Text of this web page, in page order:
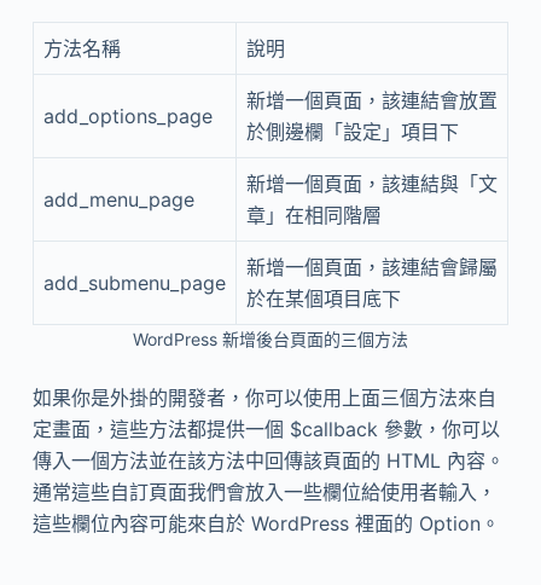
方法名稱 說明
add_options_page
新增一個頁面，該連結會放置
於側邊欄「設定」項目下
add_menu_page
新增一個頁面，該連結與「文
章」在相同階層
add_submenu_page
新增一個頁面，該連結會歸屬
於在某個項目底下
WordPress 新增後台頁面的三個方法
如果你是外掛的開發者，你可以使用上面三個方法來自
定畫面，這些方法都提供一個 $callback 參數，你可以
傳入一個方法並在該方法中回傳該頁面的 HTML 內容。
通常這些自訂頁面我們會放入一些欄位給使用者輸入，
這些欄位內容可能來自於 WordPress 裡面的 Option。